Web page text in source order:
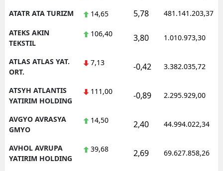
ATATR ATA TURIZM 14,65 5,78 481.141.203,37
ATEKS AKIN
TEKSTIL
106,40 3,80 1.010.973,30
ATLAS ATLAS YAT.
ORT.
7,13 -0,42 3.382.035,72
ATSYH ATLANTIS
YATIRIM HOLDING
111,00 -0,89 2.295.929,00
AVGYO AVRASYA
GMYO
14,50 2,40 44.994.022,34
AVHOL AVRUPA
YATIRIM HOLDING
39,68 2,69 69.627.858,26